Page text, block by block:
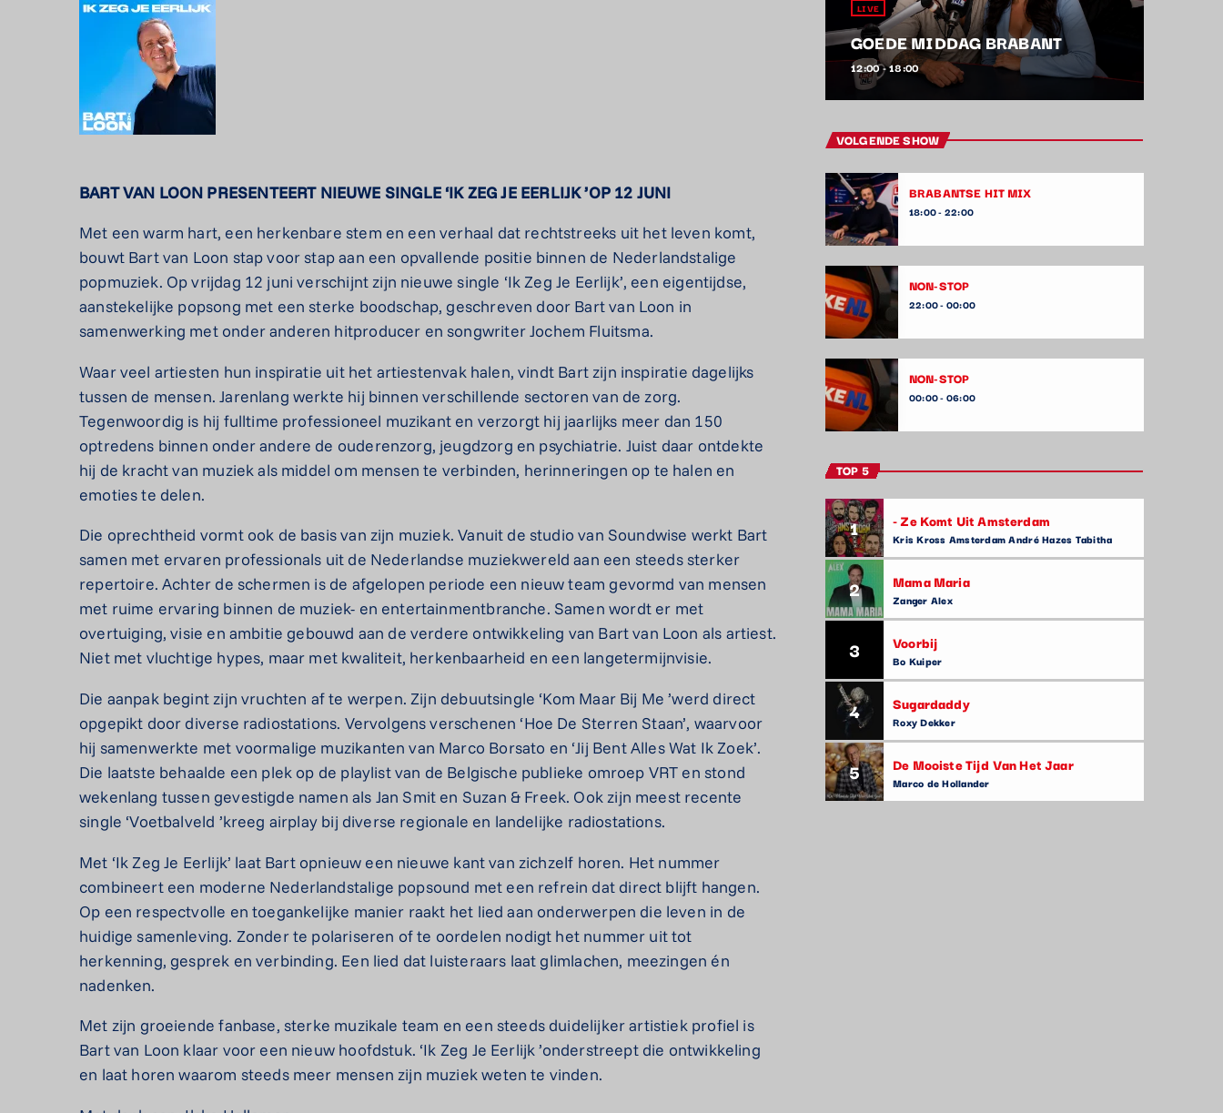
BART VAN LOON PRESENTEERT NIEUWE SINGLE ‘IK ZEG JE EERLIJK’OP 12 JUNI
Met een warm hart, een herkenbare stem en een verhaal dat rechtstreeks uit het leven komt,
bouwt Bart van Loon stap voor stap aan een opvallende positie binnen de Nederlandstalige
popmuziek. Op vrijdag 12 juni verschijnt zijn nieuwe single ‘Ik Zeg Je Eerlijk’, een eigentijdse,
aanstekelijke popsong met een sterke boodschap, geschreven door Bart van Loon in
samenwerking met onder anderen hitproducer en songwriter Jochem Fluitsma.
Waar veel artiesten hun inspiratie uit het artiestenvak halen, vindt Bart zijn inspiratie dagelijks
tussen de mensen. Jarenlang werkte hij binnen verschillende sectoren van de zorg.
Tegenwoordig is hij fulltime professioneel muzikant en verzorgt hij jaarlijks meer dan 150
optredens binnen onder andere de ouderenzorg, jeugdzorg en psychiatrie. Juist daar ontdekte
hij de kracht van muziek als middel om mensen te verbinden, herinneringen op te halen en
emoties te delen.
Die oprechtheid vormt ook de basis van zijn muziek. Vanuit de studio van Soundwise werkt Bart
samen met ervaren professionals uit de Nederlandse muziekwereld aan een steeds sterker
repertoire. Achter de schermen is de afgelopen periode een nieuw team gevormd van mensen
met ruime ervaring binnen de muziek- en entertainmentbranche. Samen wordt er met
overtuiging, visie en ambitie gebouwd aan de verdere ontwikkeling van Bart van Loon als artiest.
Niet met vluchtige hypes, maar met kwaliteit, herkenbaarheid en een langetermijnvisie.
Die aanpak begint zijn vruchten af te werpen. Zijn debuutsingle ‘Kom Maar Bij Me ’werd direct
opgepikt door diverse radiostations. Vervolgens verschenen ‘Hoe De Sterren Staan’, waarvoor
hij samenwerkte met voormalige muzikanten van Marco Borsato en ‘Jij Bent Alles Wat Ik Zoek’.
Die laatste behaalde een plek op de playlist van de Belgische publieke omroep VRT en stond
wekenlang tussen gevestigde namen als Jan Smit en Suzan & Freek. Ook zijn meest recente
single ‘Voetbalveld ’kreeg airplay bij diverse regionale en landelijke radiostations.
Met ‘Ik Zeg Je Eerlijk’ laat Bart opnieuw een nieuwe kant van zichzelf horen. Het nummer
combineert een moderne Nederlandstalige popsound met een refrein dat direct blijft hangen.
Op een respectvolle en toegankelijke manier raakt het lied aan onderwerpen die leven in de
huidige samenleving. Zonder te polariseren of te oordelen nodigt het nummer uit tot
herkenning, gesprek en verbinding. Een lied dat luisteraars laat glimlachen, meezingen én
nadenken.
Met zijn groeiende fanbase, sterke muzikale team en een steeds duidelijker artistiek profiel is
Bart van Loon klaar voor een nieuw hoofdstuk. ‘Ik Zeg Je Eerlijk ’onderstreept die ontwikkeling
en laat horen waarom steeds meer mensen zijn muziek weten te vinden.
LIVE
GOEDE MIDDAG BRABANT
12:00 - 18:00
VOLGENDE SHOW
BRABANTSE HIT MIX
18:00 - 22:00
NON-STOP
22:00 - 00:00
NON-STOP
00:00 - 06:00
TOP 5
1 - Ze Komt Uit Amsterdam
Kris Kross Amsterdam André Hazes Tabitha
2 Mama Maria
Zanger Alex
3 Voorbij
Bo Kuiper
4 Sugardaddy
Roxy Dekker
5 De Mooiste Tijd Van Het Jaar
Marco de Hollander